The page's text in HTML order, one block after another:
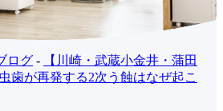
ログ -
【川崎・武蔵小金井・蒲田
歯が再発する2次う蝕はなぜ起こ